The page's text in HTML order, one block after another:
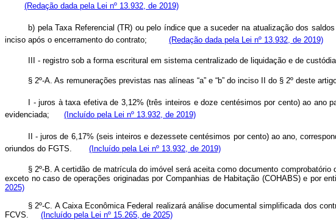
(Redação dada pela Lei nº 13.932, de 2019)
b) pela Taxa Referencial (TR) ou pelo índice que a suceder na atualização dos
inciso após o encerramento do contrato; (Redação dada pela Lei nº 13.932, de 2019)
III - registro sob a forma escritural em sistema centralizado de liquidação e de custódia.
§ 2º-A. As remunerações previstas nas alíneas “a” e “b” do inciso II do § 2º deste
I - juros à taxa efetiva de 3,12% (três inteiros e doze centésimos por cento) ao ano
evidenciada; (Incluído pela Lei nº 13.932, de 2019)
II - juros de 6,17% (seis inteiros e dezessete centésimos por cento) ao ano,
oriundos do FGTS. (Incluído pela Lei nº 13.932, de 2019)
§ 2º-B. A certidão de matrícula do imóvel será aceita como documento
exceto no caso de operações originadas por Companhias de Habitação (COHABS) e
2025)
§ 2º-C. A Caixa Econômica Federal realizará análise documental simplificada dos
FCVS. (Incluído pela Lei nº 15.265, de 2025)